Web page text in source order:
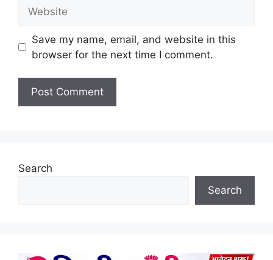
Save my name, email, and website in this
browser for the next time I comment.
Search
Search